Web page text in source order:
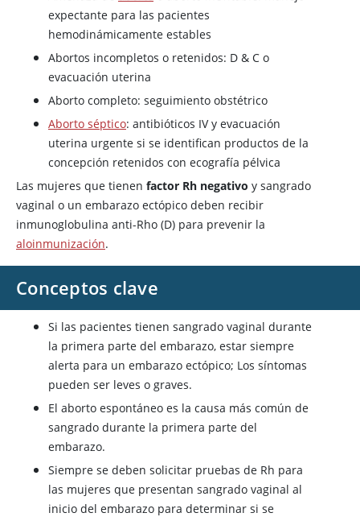
expectante para las pacientes
hemodinámicamente estables
Abortos incompletos o retenidos: D & C o
evacuación uterina
Aborto completo: seguimiento obstétrico
Aborto séptico: antibióticos IV y evacuación
uterina urgente si se identifican productos de la
concepción retenidos con ecografía pélvica
Las mujeres que tienen factor Rh negativo y sangrado
vaginal o un embarazo ectópico deben recibir
inmunoglobulina anti-Rho (D) para prevenir la
aloinmunización.
Conceptos clave
Si las pacientes tienen sangrado vaginal durante
la primera parte del embarazo, estar siempre
alerta para un embarazo ectópico; Los síntomas
pueden ser leves o graves.
El aborto espontáneo es la causa más común de
sangrado durante la primera parte del
embarazo.
Siempre se deben solicitar pruebas de Rh para
las mujeres que presentan sangrado vaginal al
inicio del embarazo para determinar si se